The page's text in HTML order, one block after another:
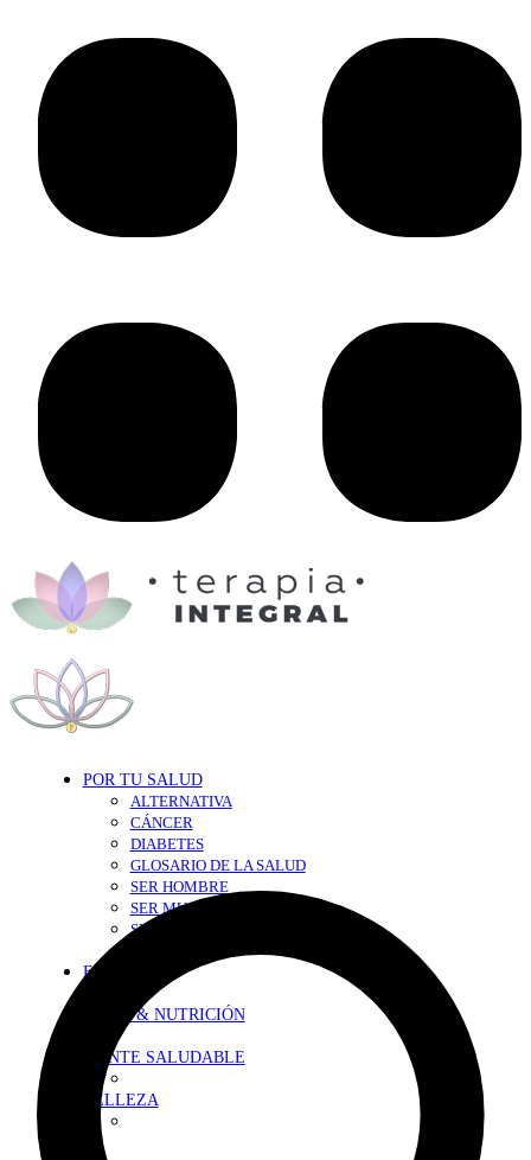
POR TU SALUD
ALTERNATIVA
CÁNCER
DIABETES
GLOSARIO DE LA SALUD
SER HOMBRE
SER MUJER
SEXY-SALUD
EN FORMA
DIETA & NUTRICIÓN
MENTE SALUDABLE
BELLEZA